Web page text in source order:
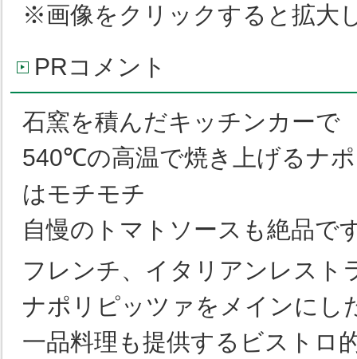
※画像をクリックすると拡大
PRコメント
石窯を積んだキッチンカーで
540℃の高温で焼き上げるナ
はモチモチ
自慢のトマトソースも絶品で
フレンチ、イタリアンレスト
ナポリピッツァをメインにし
一品料理も提供するビストロ